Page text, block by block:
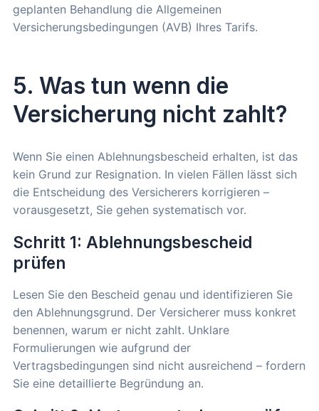
geplanten Behandlung die Allgemeinen
Versicherungsbedingungen (AVB) Ihres Tarifs.
5. Was tun wenn die
Versicherung nicht zahlt?
Wenn Sie einen Ablehnungsbescheid erhalten, ist das
kein Grund zur Resignation. In vielen Fällen lässt sich
die Entscheidung des Versicherers korrigieren –
vorausgesetzt, Sie gehen systematisch vor.
Schritt 1: Ablehnungsbescheid
prüfen
Lesen Sie den Bescheid genau und identifizieren Sie
den Ablehnungsgrund. Der Versicherer muss konkret
benennen, warum er nicht zahlt. Unklare
Formulierungen wie aufgrund der
Vertragsbedingungen sind nicht ausreichend – fordern
Sie eine detaillierte Begründung an.